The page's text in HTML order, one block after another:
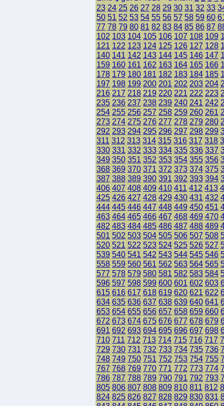
23 24 25 26 27 28 29 30 31 32 33
50 51 52 53 54 55 56 57 58 59 60
77 78 79 80 81 82 83 84 85 86 87
102 103 104 105 106 107 108 109
121 122 123 124 125 126 127 128
140 141 142 143 144 145 146 147
159 160 161 162 163 164 165 166
178 179 180 181 182 183 184 185
197 198 199 200 201 202 203 204
216 217 218 219 220 221 222 223
235 236 237 238 239 240 241 242
254 255 256 257 258 259 260 261
273 274 275 276 277 278 279 280
292 293 294 295 296 297 298 299
311 312 313 314 315 316 317 318
330 331 332 333 334 335 336 337
349 350 351 352 353 354 355 356
368 369 370 371 372 373 374 375
387 388 389 390 391 392 393 394
406 407 408 409 410 411 412 413
425 426 427 428 429 430 431 432
444 445 446 447 448 449 450 451
463 464 465 466 467 468 469 470
482 483 484 485 486 487 488 489
501 502 503 504 505 506 507 508
520 521 522 523 524 525 526 527
539 540 541 542 543 544 545 546
558 559 560 561 562 563 564 565
577 578 579 580 581 582 583 584
596 597 598 599 600 601 602 603
615 616 617 618 619 620 621 622
634 635 636 637 638 639 640 641
653 654 655 656 657 658 659 660
672 673 674 675 676 677 678 679
691 692 693 694 695 696 697 698
710 711 712 713 714 715 716 717
729 730 731 732 733 734 735 736
748 749 750 751 752 753 754 755
767 768 769 770 771 772 773 774
786 787 788 789 790 791 792 793
805 806 807 808 809 810 811 812
824 825 826 827 828 829 830 831